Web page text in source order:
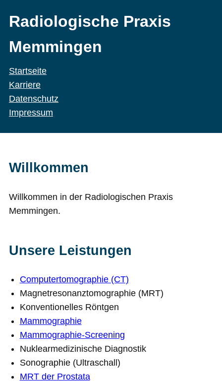
Radiologische Praxis
Memmingen
Startseite
Karriere
Datenschutz
Impressum
Willkommen
Willkommen in der Radiologischen Praxis
Memmingen.
Unsere Leistungen
Computertomographie (CT)
Magnetresonanztomographie (MRT)
Konventionelles Röntgen
Mammographie
Mammographie-Screening
Nuklearmedizinische Diagnostik
Sonographie (Ultraschall)
MRT der Prostata